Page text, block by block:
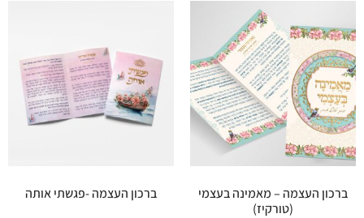
ברכון העצמה – מאמינה בעצמי
(טורקיז)
ברכון העצמה -פגשתי אותה